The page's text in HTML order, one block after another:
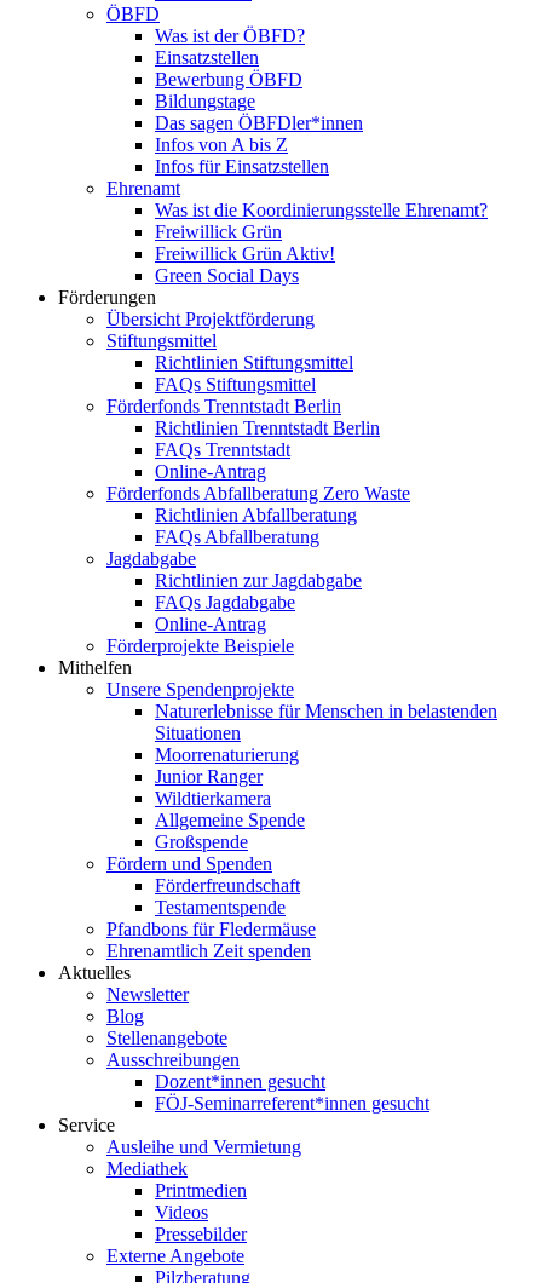
ÖBFD
Was ist der ÖBFD?
Einsatzstellen
Bewerbung ÖBFD
Bildungstage
Das sagen ÖBFDler*innen
Infos von A bis Z
Infos für Einsatzstellen
Ehrenamt
Was ist die Koordinierungsstelle Ehrenamt?
Freiwillick Grün
Freiwillick Grün Aktiv!
Green Social Days
Förderungen
Übersicht Projektförderung
Stiftungsmittel
Richtlinien Stiftungsmittel
FAQs Stiftungsmittel
Förderfonds Trenntstadt Berlin
Richtlinien Trenntstadt Berlin
FAQs Trenntstadt
Online-Antrag
Förderfonds Abfallberatung Zero Waste
Richtlinien Abfallberatung
FAQs Abfallberatung
Jagdabgabe
Richtlinien zur Jagdabgabe
FAQs Jagdabgabe
Online-Antrag
Förderprojekte Beispiele
Mithelfen
Unsere Spendenprojekte
Naturerlebnisse für Menschen in belastenden
Situationen
Moorrenaturierung
Junior Ranger
Wildtierkamera
Allgemeine Spende
Großspende
Fördern und Spenden
Förderfreundschaft
Testamentspende
Pfandbons für Fledermäuse
Ehrenamtlich Zeit spenden
Aktuelles
Newsletter
Blog
Stellenangebote
Ausschreibungen
Dozent*innen gesucht
FÖJ-Seminarreferent*innen gesucht
Service
Ausleihe und Vermietung
Mediathek
Printmedien
Videos
Pressebilder
Externe Angebote
Pilzberatung